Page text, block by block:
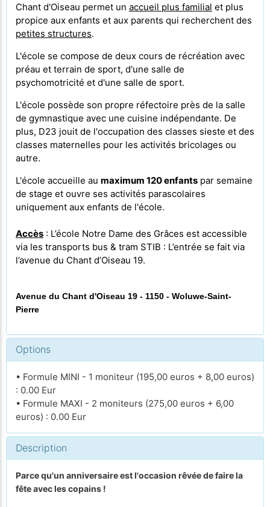
Chant d'Oiseau permet un accueil plus familial et plus
propice aux enfants et aux parents qui recherchent des
petites structures.
L'école se compose de deux cours de récréation avec
préau et terrain de sport, d'une salle de
psychomotricité et d'une salle de sport.
L'école possède son propre réfectoire près de la salle
de gymnastique avec une cuisine indépendante. De
plus, D23 jouit de l'occupation des classes sieste et des
classes maternelles pour les activités bricolages ou
autre.
L'école accueille au maximum 120 enfants par semaine
de stage et ouvre ses activités parascolaires
uniquement aux enfants de l'école.
Accès : L’école Notre Dame des Grâces est accessible
via les transports bus & tram STIB : L’entrée se fait via
l’avenue du Chant d’Oiseau 19.
Avenue du Chant d'Oiseau 19 - 1150 - Woluwe-Saint-
Pierre
Options
• Formule MINI - 1 moniteur (195,00 euros + 8,00 euros)
: 0.00 Eur
• Formule MAXI - 2 moniteurs (275,00 euros + 6,00
euros) : 0.00 Eur
Description
Parce qu'un anniversaire est l'occasion rêvée de faire la
fête avec les copains !